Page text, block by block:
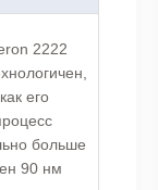
2222
его
больше
90 нм